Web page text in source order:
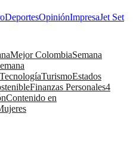
DeportesOpiniónImpresaJet Set
Mejor ColombiaSemana
TecnologíaTurismoEstados
Finanzas Personales4
Contenido en